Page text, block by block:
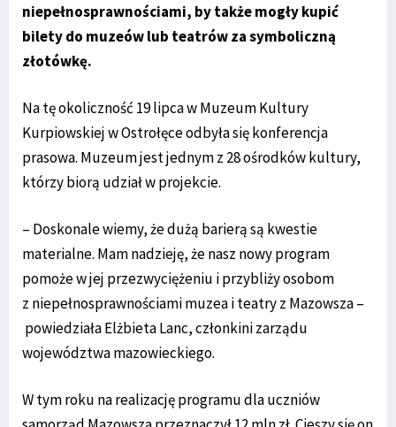
niepełnosprawnościami, by także mogły kupić
bilety do muzeów lub teatrów za symboliczną
złotówkę.
Na tę okoliczność 19 lipca w Muzeum Kultury
Kurpiowskiej w Ostrołęce odbyła się konferencja
prasowa. Muzeum jest jednym z 28 ośrodków kultury,
którzy biorą udział w projekcie.
– Doskonale wiemy, że dużą barierą są kwestie
materialne. Mam nadzieję, że nasz nowy program
pomoże w jej przezwyciężeniu i przybliży osobom
z niepełnosprawnościami muzea i teatry z Mazowsza –
powiedziała Elżbieta Lanc, członkini zarządu
województwa mazowieckiego.
W tym roku na realizację programu dla uczniów